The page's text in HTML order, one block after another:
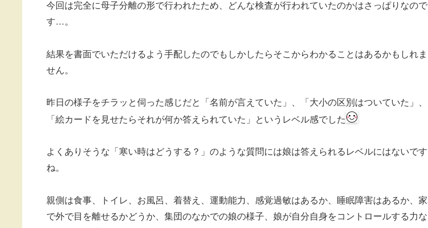
今回は完全に母子分離の形で行われたため、どんな検査が行われていたのかはさっぱりなので
す…。
結果を書面でいただけるよう手配したのでもしかしたらそこからわかることはあるかもしれま
せん。
昨日の様子をチラッと伺った感じだと「名前が言えていた」、「大小の区別はついていた」、
「絵カードを見せたらそれが何か答えられていた」というレベル感でした
よくありそうな「寒い時はどうする？」のような質問には娘は答えられるレベルにはないです
ね。
親側は食事、トイレ、お風呂、着替え、運動能力、感覚過敏はあるか、睡眠障害はあるか、家
で外で目を離せるかどうか、集団のなかでの娘の様子、娘が自分自身をコントロールする力な